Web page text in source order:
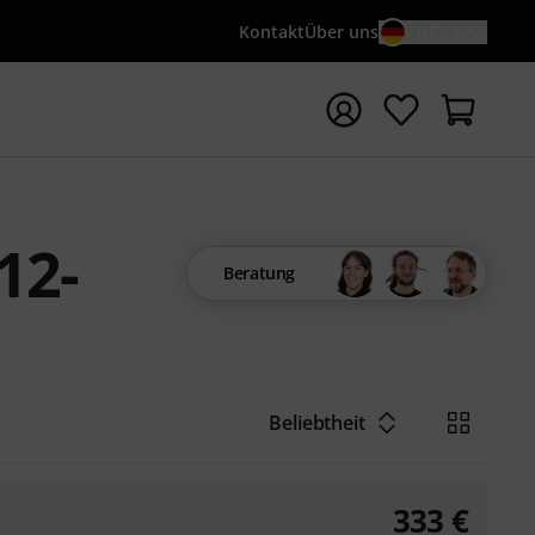
KontaktÜber uns
mit Suchwort {searchTerm} starten
Beratung
Beliebtheit
333 €